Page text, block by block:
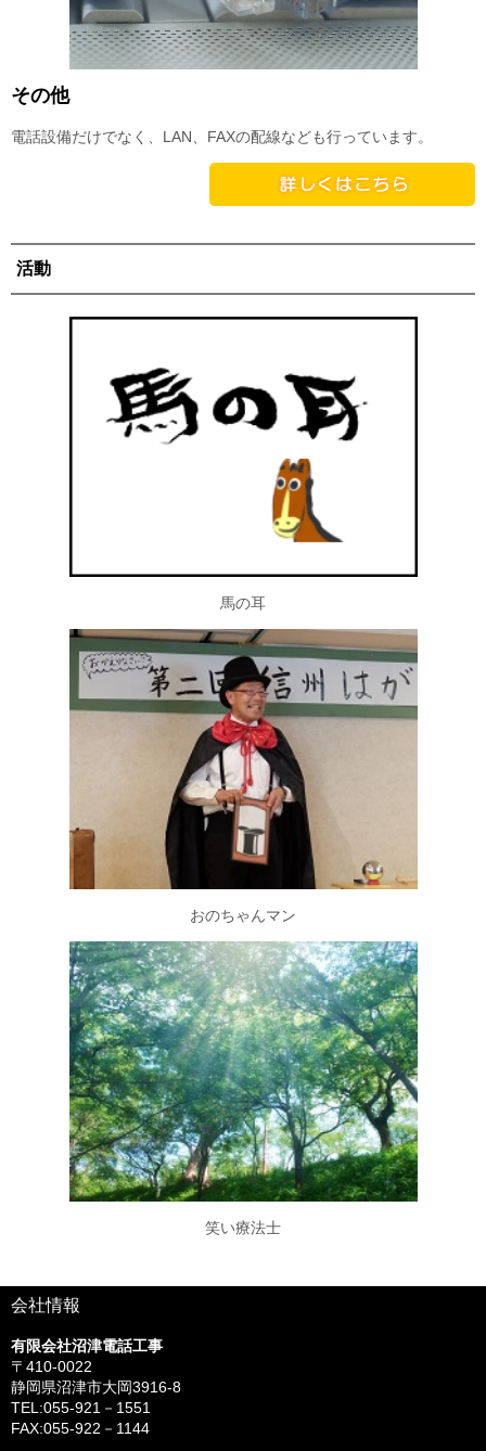
その他
電話設備だけでなく、LAN、FAXの配線なども行っています。
活動
馬の耳
おのちゃんマン
笑い療法士
会社情報
有限会社沼津電話工事
〒410-0022
静岡県沼津市大岡3916‐8
TEL:055-921－1551
FAX:055-922－1144